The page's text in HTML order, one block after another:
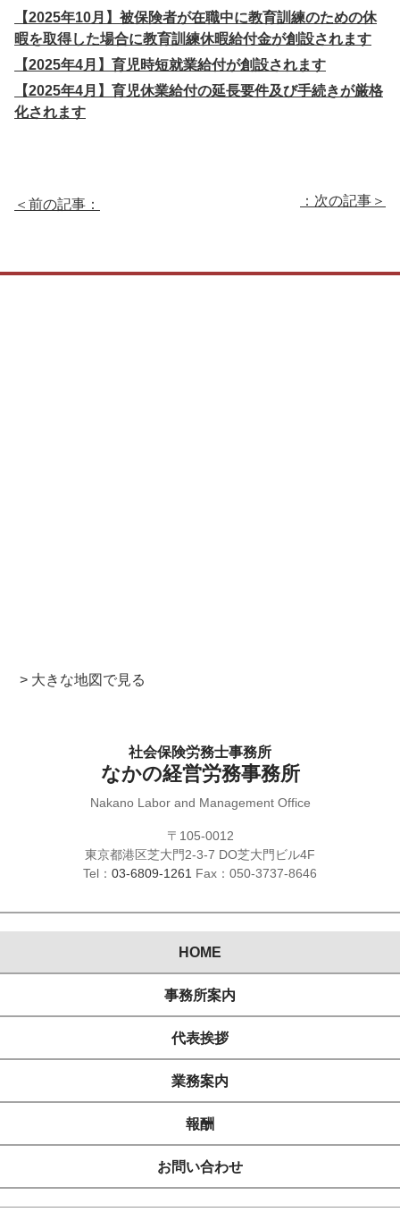
【2025年10月】被保険者が在職中に教育訓練のための休
暇を取得した場合に教育訓練休暇給付金が創設されます
【2025年4月】育児時短就業給付が創設されます
【2025年4月】育児休業給付の延長要件及び手続きが厳格
化されます
＜前の記事： ：次の記事＞
社会保険労務士事務所
なかの経営労務事務所
Nakano Labor and Management Office
〒105-0012
東京都港区芝大門2-3-7 DO芝大門ビル4F
Tel： 03-6809-1261 Fax：050-3737-8646
HOME
事務所案内
代表挨拶
業務案内
報酬
お問い合わせ
> 大きな地図で見る